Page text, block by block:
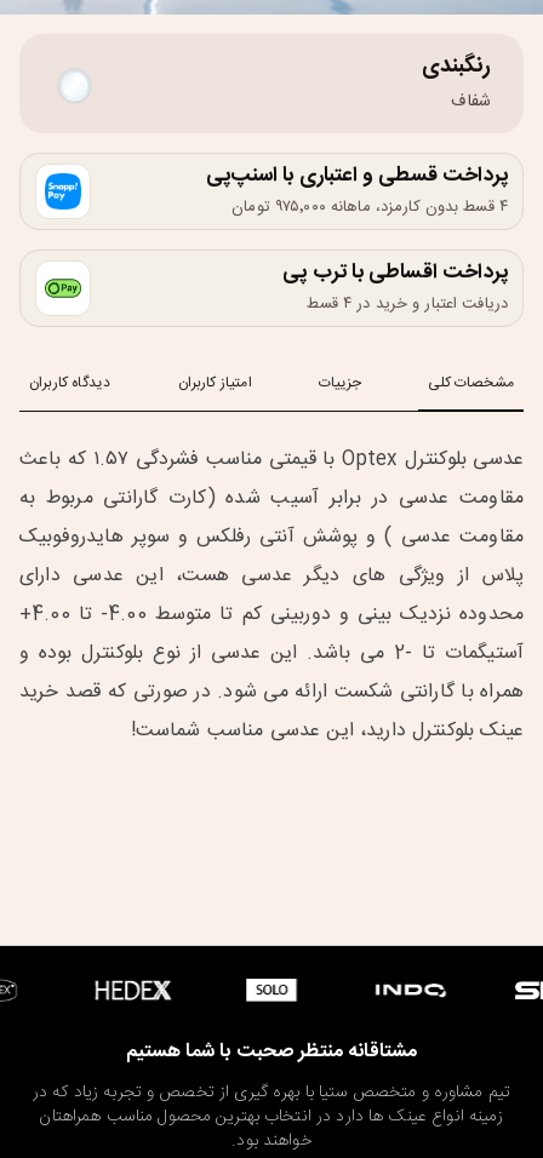
رنگبندی
شفاف
پرداخت قسطی و اعتباری با اسنپ‌پی
۴ قسط بدون کارمزد، ماهانه ۹۷۵٬۰۰۰ تومان
پرداخت اقساطی با ترب پی
دریافت اعتبار و خرید در ۴ قسط
مشخصات کلی جزییات امتیاز کاربران دیدگاه کاربران
عدسی بلوکنترل Optex با قیمتی مناسب فشردگی ۱.۵۷ که باعث
مقاومت عدسی در برابر آسیب شده (کارت گارانتی مربوط به
مقاومت عدسی ) و پوشش آنتی رفلکس و سوپر هایدروفوبیک
پلاس از ویژگی های دیگر عدسی هست، این عدسی دارای
محدوده نزدیک بینی و دوربینی کم تا متوسط 4.00- تا 4.00+
آستیگمات تا -2 می باشد. این عدسی از نوع بلوکنترل بوده و
همراه با گارانتی شکست ارائه می شود. در صورتی که قصد خرید
عینک بلوکنترلدارید، این عدسی مناسب شماست!
مشتاقانه منتظر صحبت با شما هستیم
تیم مشاوره و متخصص ستیا با بهره گیری از تخصص و تجربه زیاد که در
زمینه انواع عینک ها دارد در انتخاب بهترین محصول مناسب همراهتان
خواهند بود.